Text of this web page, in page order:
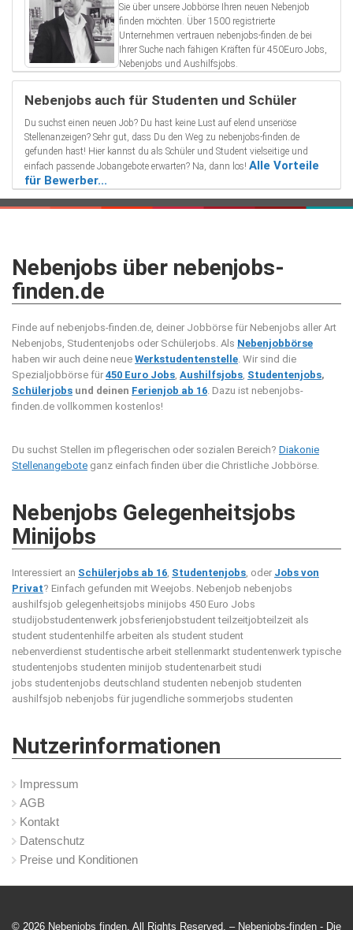
Sie über unsere Jobbörse Ihren neuen Nebenjob
finden möchten. Über 1500 registrierte
Unternehmen vertrauen nebenjobs-finden.de bei
Ihrer Suche nach fähigen Kräften für 450Euro Jobs,
Nebenjobs und Aushilfsjobs.
Nebenjobs auch für Studenten und Schüler
Du suchst einen neuen Job? Du hast keine Lust auf elend unseriöse
Stellenanzeigen? Sehr gut, dass Du den Weg zu nebenjobs-finden.de
gefunden hast! Hier kannst du als Schüler und Student vielseitige und
einfach passende Jobangebote erwarten? Na, dann los! Alle Vorteile
für Bewerber...
Nebenjobs über nebenjobs-
finden.de
Finde auf nebenjobs-finden.de, deiner Jobbörse für Nebenjobs aller Art
Nebenjobs, Studentenjobs oder Schülerjobs. Als Nebenjobbörse
haben wir auch deine neue Werkstudentenstelle. Wir sind die
Spezialjobbörse für 450 Euro Jobs, Aushilfsjobs, Studentenjobs,
Schülerjobs und deinen Ferienjob ab 16. Dazu ist nebenjobs-
finden.de vollkommen kostenlos!
Du suchst Stellen im pflegerischen oder sozialen Bereich? Diakonie
Stellenangebote ganz einfach finden über die Christliche Jobbörse.
Nebenjobs Gelegenheitsjobs
Minijobs
Interessiert an Schülerjobs ab 16, Studentenjobs, oder Jobs von
Privat? Einfach gefunden mit Weejobs. Nebenjob nebenjobs
aushilfsjob gelegenheitsjobs minijobs 450 Euro Jobs
studijobstudentenwerk jobsferienjobstudent teilzeitjobteilzeit als
student studentenhilfe arbeiten als student student
nebenverdienst studentische arbeit stellenmarkt studentenwerk typische
studentenjobs studenten minijob studentenarbeit studi
jobs studentenjobs deutschland studenten nebenjob studenten
aushilfsjob nebenjobs für jugendliche sommerjobs studenten
Nutzerinformationen
Impressum
AGB
Kontakt
Datenschutz
Preise und Konditionen
© 2026 Nebenjobs finden. All Rights Reserved. – Nebenjobs-finden - Die